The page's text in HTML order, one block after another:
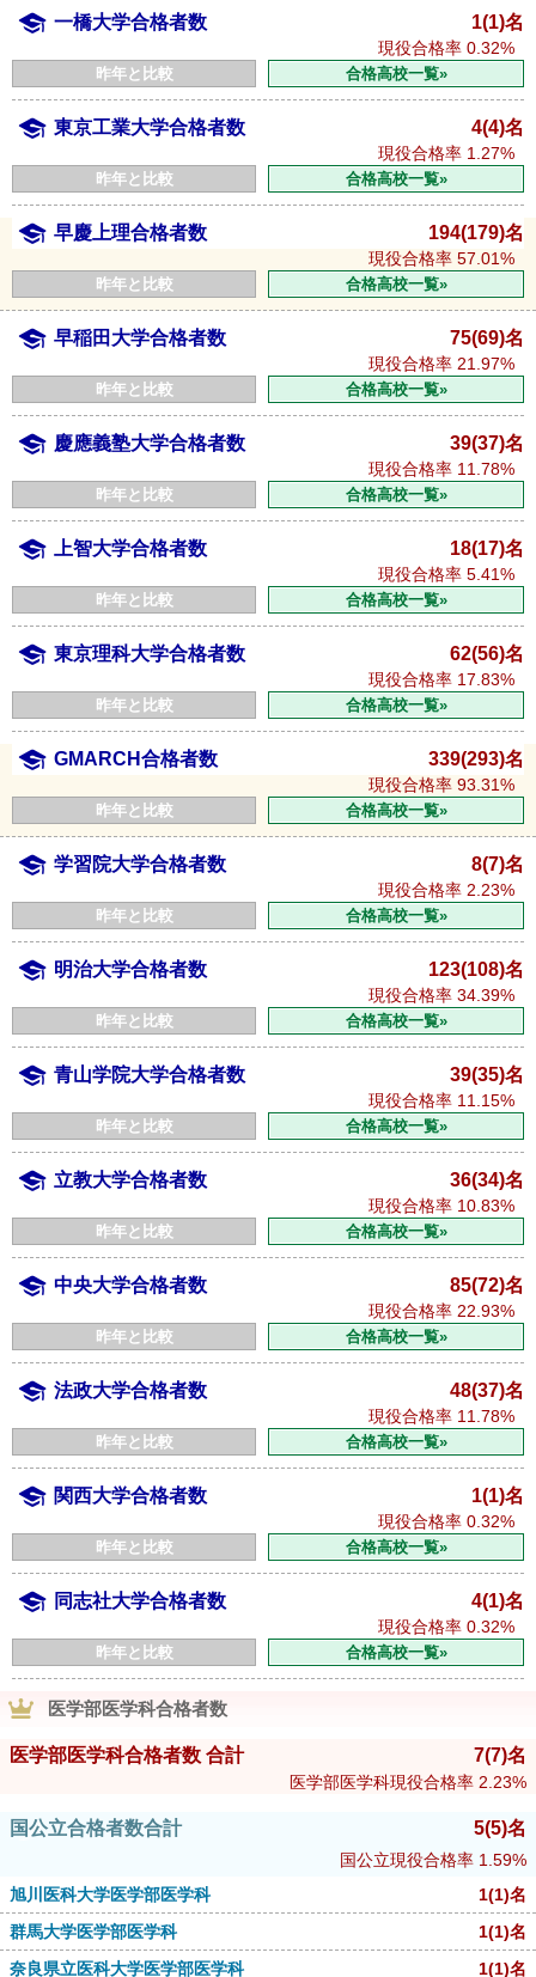
一橋大学合格者数 1(1)名
現役合格率 0.32%
昨年と比較 合格高校一覧»
東京工業大学合格者数 4(4)名
現役合格率 1.27%
昨年と比較 合格高校一覧»
早慶上理合格者数 194(179)名
現役合格率 57.01%
昨年と比較 合格高校一覧»
早稲田大学合格者数 75(69)名
現役合格率 21.97%
昨年と比較 合格高校一覧»
慶應義塾大学合格者数 39(37)名
現役合格率 11.78%
昨年と比較 合格高校一覧»
上智大学合格者数 18(17)名
現役合格率 5.41%
昨年と比較 合格高校一覧»
東京理科大学合格者数 62(56)名
現役合格率 17.83%
昨年と比較 合格高校一覧»
GMARCH合格者数 339(293)名
現役合格率 93.31%
昨年と比較 合格高校一覧»
学習院大学合格者数 8(7)名
現役合格率 2.23%
昨年と比較 合格高校一覧»
明治大学合格者数 123(108)名
現役合格率 34.39%
昨年と比較 合格高校一覧»
青山学院大学合格者数 39(35)名
現役合格率 11.15%
昨年と比較 合格高校一覧»
立教大学合格者数 36(34)名
現役合格率 10.83%
昨年と比較 合格高校一覧»
中央大学合格者数 85(72)名
現役合格率 22.93%
昨年と比較 合格高校一覧»
法政大学合格者数 48(37)名
現役合格率 11.78%
昨年と比較 合格高校一覧»
関西大学合格者数 1(1)名
現役合格率 0.32%
昨年と比較 合格高校一覧»
同志社大学合格者数 4(1)名
現役合格率 0.32%
昨年と比較 合格高校一覧»
医学部医学科合格者数
医学部医学科合格者数 合計 7(7)名
医学部医学科現役合格率 2.23%
国公立合格者数合計 5(5)名
国公立現役合格率 1.59%
旭川医科大学医学部医学科
1(1)名
群馬大学医学部医学科
1(1)名
奈良県立医科大学医学部医学科
1(1)名